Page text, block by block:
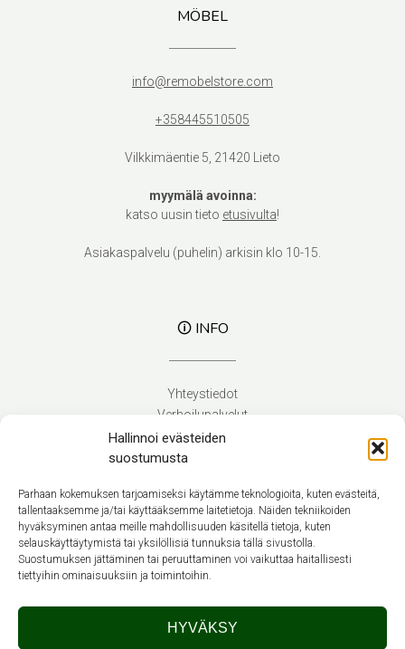
Hallinnoi evästeiden
suostumusta
Parhaan kokemuksen tarjoamiseksi käytämme teknologioita, kuten evästeitä,
tallentaaksemme ja/tai käyttääksemme laitetietoja. Näiden tekniikoiden
hyväksyminen antaa meille mahdollisuuden käsitellä tietoja, kuten
selauskäyttäytymistä tai yksilöllisiä tunnuksia tällä sivustolla.
Suostumuksen jättäminen tai peruuttaminen voi vaikuttaa haitallisesti
tiettyihin ominaisuuksiin ja toimintoihin.
HYVÄKSY
MÖBEL
info@remobelstore.com
+358445510505
Vilkkimäentie 5, 21420 Lieto
myymälä avoinna:
katso uusin tieto etusivulta!
Asiakaspalvelu (puhelin) arkisin klo 10-15.
🛈 INFO
Yhteystiedot
Verhoilupalvelut
Toimitusehdot
Tietosuojaseloste
Suomi